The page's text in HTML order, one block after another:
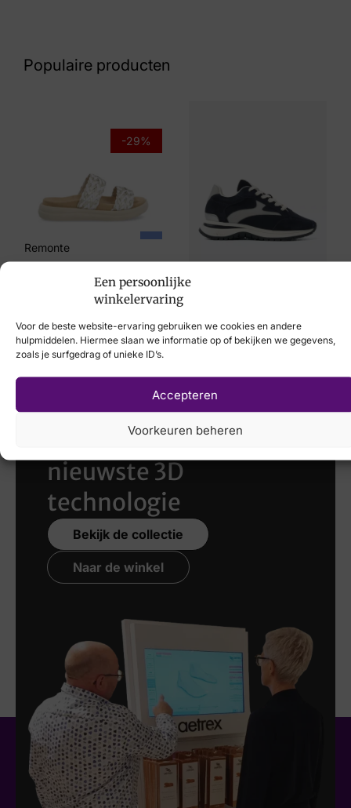
Een persoonlijke
winkelervaring
Voor de beste website-ervaring gebruiken we cookies en andere
hulpmiddelen. Hiermee slaan we informatie op of bekijken we gegevens,
zoals je surfgedrag of unieke ID’s.
Accepteren
Voorkeuren beheren
Artikelnummer
Q0721-02
Populaire producten
-29%
Remonte
VIA VAI
Laat uw voeten
scannen met de
nieuwste 3D
technologie
Bekijk de collectie
Naar de winkel